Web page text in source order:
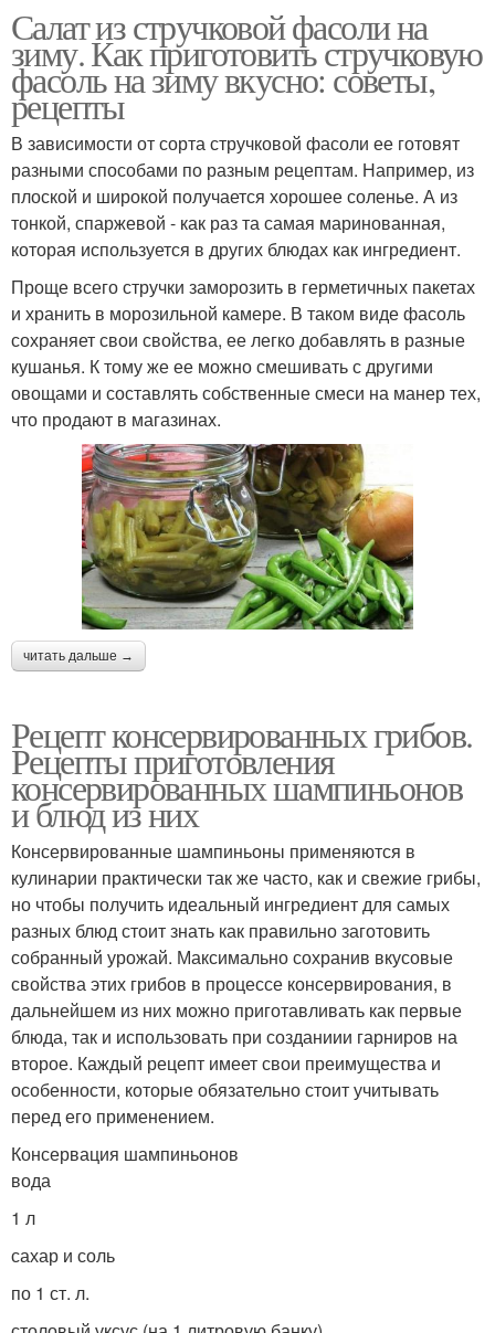
Салат из стручковой фасоли на
зиму. Как приготовить стручковую
фасоль на зиму вкусно: советы,
рецепты
В зависимости от сорта стручковой фасоли ее готовят
разными способами по разным рецептам. Например, из
плоской и широкой получается хорошее соленье. А из
тонкой, спаржевой - как раз та самая маринованная,
которая используется в других блюдах как ингредиент.
Проще всего стручки заморозить в герметичных пакетах
и хранить в морозильной камере. В таком виде фасоль
сохраняет свои свойства, ее легко добавлять в разные
кушанья. К тому же ее можно смешивать с другими
овощами и составлять собственные смеси на манер тех,
что продают в магазинах.
читать дальше →
Рецепт консервированных грибов.
Рецепты приготовления
консервированных шампиньонов
и блюд из них
Консервированные шампиньоны применяются в
кулинарии практически так же часто, как и свежие грибы,
но чтобы получить идеальный ингредиент для самых
разных блюд стоит знать как правильно заготовить
собранный урожай. Максимально сохранив вкусовые
свойства этих грибов в процессе консервирования, в
дальнейшем из них можно приготавливать как первые
блюда, так и использовать при созданиии гарниров на
второе. Каждый рецепт имеет свои преимущества и
особенности, которые обязательно стоит учитывать
перед его применением.
Консервация шампиньонов
вода
1 л
сахар и соль
по 1 ст. л.